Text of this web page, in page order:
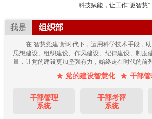
科技赋能，让工作“更智慧”
我是 组织部
在“智慧党建”新时代下，运用科学技术手段，
思想建设、组织建设、作风建设、纪律建设、制度
量，让党的建设更加坚强有力，始终走在时代的前列
★ 党的建设智慧化 ★ 干部管
干部管理
系统
干部考评
系统